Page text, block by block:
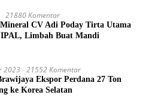
21880 Komentar
CV Adi Poday Tirta Utama
Limbah Buat Mandi
2023 21552 Komentar
Ekspor Perdana 27 Ton
ke Korea Selatan